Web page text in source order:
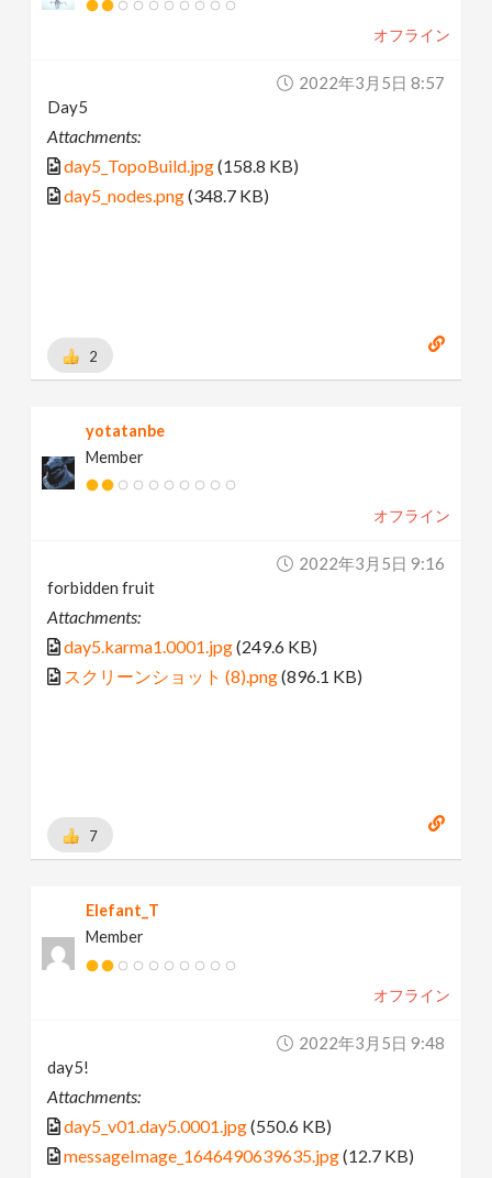
オフライン
2022年3月5日 8:57
Day5
Attachments:
day5_TopoBuild.jpg(158.8 KB)
day5_nodes.png(348.7 KB)
2
yotatanbe
Member
オフライン
2022年3月5日 9:16
forbidden fruit
Attachments:
day5.karma1.0001.jpg(249.6 KB)
スクリーンショット (8).png(896.1 KB)
7
Elefant_T
Member
オフライン
2022年3月5日 9:48
day5!
Attachments:
day5_v01.day5.0001.jpg(550.6 KB)
messageImage_1646490639635.jpg(12.7 KB)